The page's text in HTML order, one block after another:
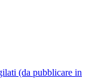
(da pubblicare in